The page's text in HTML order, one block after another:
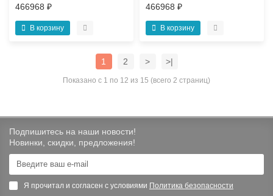
466968 ₽
В корзину
466968 ₽
В корзину
1 2 > >|
Показано с 1 по 12 из 15 (всего 2 страниц)
Подпишитесь на наши новости!
Новинки, скидки, предложения!
Я прочитал и согласен с условиями Политика безопасности